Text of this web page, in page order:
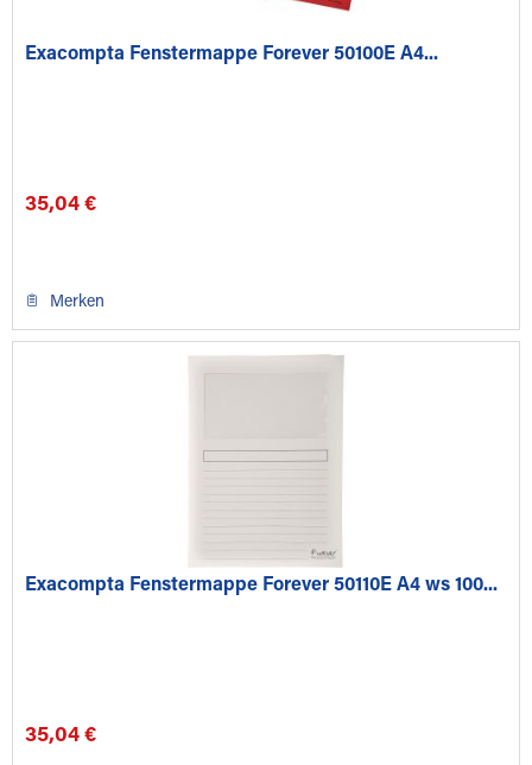
Exacompta Fenstermappe Forever 50100E A4...
35,04 €
Merken
Exacompta Fenstermappe Forever 50110E A4 ws 100...
35,04 €